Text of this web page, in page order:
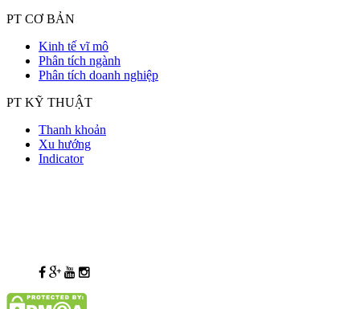
PT CƠ BẢN
Kinh tế vĩ mô
Phân tích ngành
Phân tích doanh nghiệp
PT KỸ THUẬT
Thanh khoản
Xu hướng
Indicator